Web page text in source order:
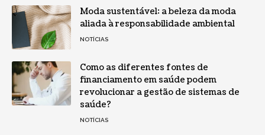
Moda sustentável: a beleza da moda
aliada à responsabilidade ambiental
NOTÍCIAS
Como as diferentes fontes de
financiamento em saúde podem
revolucionar a gestão de sistemas de
saúde?
NOTÍCIAS